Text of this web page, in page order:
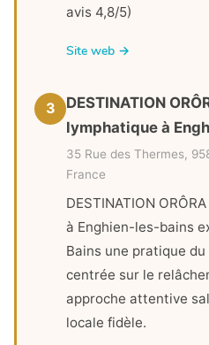
avis 4,8/5)
Site web →
3
DESTINATION
lymphatique à
35 Rue des Thermes,
France
DESTINATION
à Enghien-les-bains
Bains une pratique
centrée sur le
approche attentive
locale fidèle.